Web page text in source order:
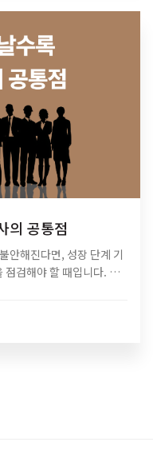
의 공통점
안해진다면, 성장 단계 기
점검해야 할 때입니다. 티